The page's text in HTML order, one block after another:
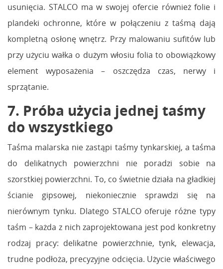
usunięcia. STALCO ma w swojej ofercie również folie i
plandeki ochronne, które w połączeniu z taśmą dają
kompletną osłonę wnętrz. Przy malowaniu sufitów lub
przy użyciu wałka o dużym włosiu folia to obowiązkowy
element wyposażenia – oszczędza czas, nerwy i
sprzątanie.
7. Próba użycia jednej taśmy
do wszystkiego
Taśma malarska nie zastąpi taśmy tynkarskiej, a taśma
do delikatnych powierzchni nie poradzi sobie na
szorstkiej powierzchni. To, co świetnie działa na gładkiej
ścianie gipsowej, niekoniecznie sprawdzi się na
nierównym tynku. Dlatego STALCO oferuje różne typy
taśm – każda z nich zaprojektowana jest pod konkretny
rodzaj pracy: delikatne powierzchnie, tynk, elewacja,
trudne podłoża, precyzyjne odcięcia. Użycie właściwego